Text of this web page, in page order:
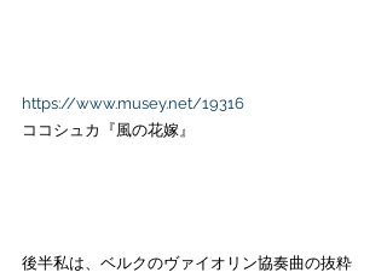
https://www.musey.net/19316
ココシュカ『風の花嫁』
後半私は、ベルクのヴァイオリン協奏曲の抜粋